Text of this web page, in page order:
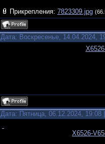
Прикрепления: 7823309.jpg
Дата: Воскресенье, 14.04.2024,
Дата: Пятница, 06.12.2024,
X6526-